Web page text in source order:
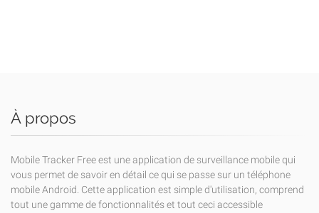
À propos
Mobile Tracker Free est une application de surveillance mobile qui
vous permet de savoir en détail ce qui se passe sur un téléphone
mobile Android. Cette application est simple d'utilisation, comprend
tout une gamme de fonctionnalités et tout ceci accessible